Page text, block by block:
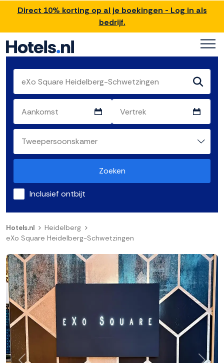
Direct 10% korting op al je boekingen - Log in als
bedrijf.
Zoeken
Inclusief ontbijt
Hotels.nl
Heidelberg
eXo Square Heidelberg-Schwetzingen